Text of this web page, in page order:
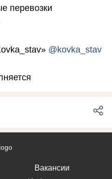
перевозки
@kovka_stav
Вакансии